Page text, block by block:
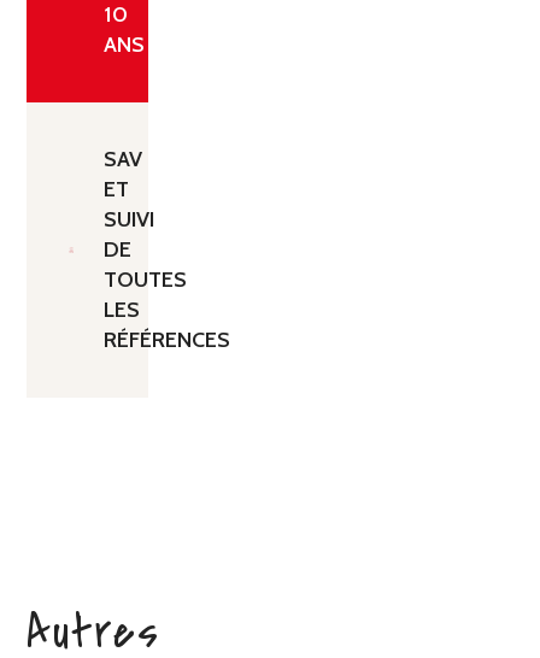
10
ANS
SAV
ET
SUIVI
DE
TOUTES
LES
RÉFÉRENCES
Autres